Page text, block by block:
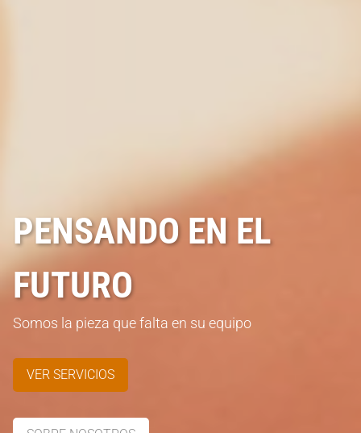
PENSANDO EN EL
FUTURO
Somos la pieza que falta en su equipo
VER SERVICIOS